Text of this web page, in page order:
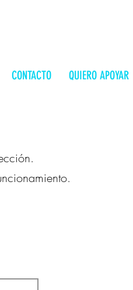
CONTACTO QUIERO APOYAR